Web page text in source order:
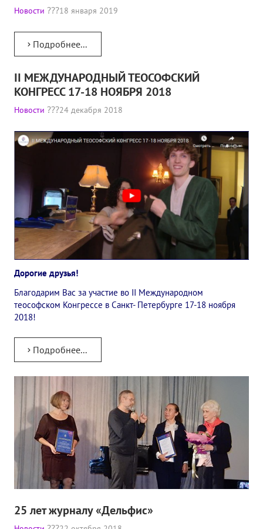
Новости 18 января 2019
Подробнее...
II МЕЖДУНАРОДНЫЙ ТЕОСОФСКИЙ
КОНГРЕСС 17-18 НОЯБРЯ 2018
Новости 24 декабря 2018
Дорогие друзья!
Благодарим Вас за участие во II Международном
теософском Конгрессе в Санкт- Петербурге 17-18 ноября
2018!
Подробнее...
25 лет журналу «Дельфис»